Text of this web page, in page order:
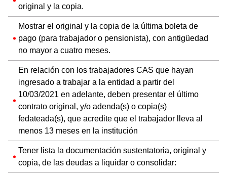
original y la copia.
Mostrar el original y la copia de la última boleta de
pago (para trabajador o pensionista), con antigüedad
no mayor a cuatro meses.
En relación con los trabajadores CAS que hayan
ingresado a trabajar a la entidad a partir del
10/03/2021 en adelante, deben presentar el último
contrato original, y/o adenda(s) o copia(s)
fedateada(s), que acredite que el trabajador lleva al
menos 13 meses en la institución
Tener lista la documentación sustentatoria, original y
copia, de las deudas a liquidar o consolidar: